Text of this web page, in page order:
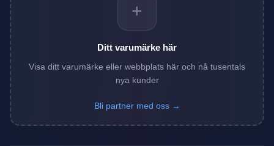
+
Ditt varumärke här
Visa ditt varumärke eller webbplats här och nå tusentals
nya kunder
Bli partner med oss →